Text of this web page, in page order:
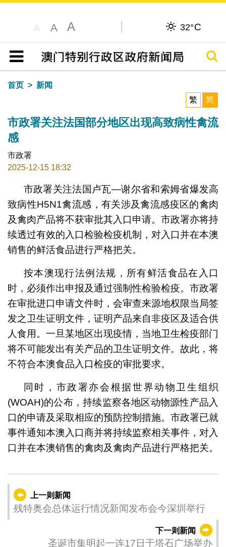
A A A 32°C
目录
搜寻
首页
新闻
繁
简
市政署关注法国部分地区出现高致病性禽流
感
市政署
2025-12-15 18:32
市政署关注法国卢瓦—谢尔省和索姆省爆发高
致病性H5N1禽流感，有关涉及禽流感疫区的禽肉
及禽肉产品将不获审批其入口申请。市政署亦将持
续透过有效的入口检验检疫机制，对入口并在本澳
销售的鲜活食品进行严格把关。
按本澳现行法例法规，所有鲜活食品在入口
时，必须作出申报及通过强制性检验检疫。市政署
在审批进口申请文件时，会审查来源地权限当局签
发之卫生证明文件，证明产品来自非疫区及适合供
人食用。一旦某地区出现疫情，当地卫生检疫部门
将不可能发出有关产品的卫生证明文件。故此，将
不符合本澳食品入口检疫的审批要求。
同时，市政署亦会根据世界动物卫生组织
(WOAH)的公布，持续监察各地区动物源性产品入
口的申请及采取相应的预防控制措施。市政署已就
事件通知本澳入口商并将持续监察相关事件，对入
口并在本澳销售的禽肉及禽肉产品进行严格把关。
上一则新闻
残特奥会总体运行情况新闻发布会今深圳举行
下一则新闻
圣诞市集明起一连17日于塔石广场举办